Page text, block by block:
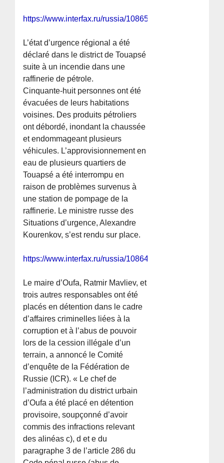
https://www.interfax.ru/russia/1086547
L’état d’urgence régional a été
déclaré dans le district de Touapsé
suite à un incendie dans une
raffinerie de pétrole.
Cinquante-huit personnes ont été
évacuées de leurs habitations
voisines. Des produits pétroliers
ont débordé, inondant la chaussée
et endommageant plusieurs
véhicules. L’approvisionnement en
eau de plusieurs quartiers de
Touapsé a été interrompu en
raison de problèmes survenus à
une station de pompage de la
raffinerie. Le ministre russe des
Situations d’urgence, Alexandre
Kourenkov, s’est rendu sur place.
https://www.interfax.ru/russia/1086432
Le maire d’Oufa, Ratmir Mavliev, et
trois autres responsables ont été
placés en détention dans le cadre
d’affaires criminelles liées à la
corruption et à l’abus de pouvoir
lors de la cession illégale d’un
terrain, a annoncé le Comité
d’enquête de la Fédération de
Russie (ICR). « Le chef de
l’administration du district urbain
d’Oufa a été placé en détention
provisoire, soupçonné d’avoir
commis des infractions relevant
des alinéas c), d et e du
paragraphe 3 de l’article 286 du